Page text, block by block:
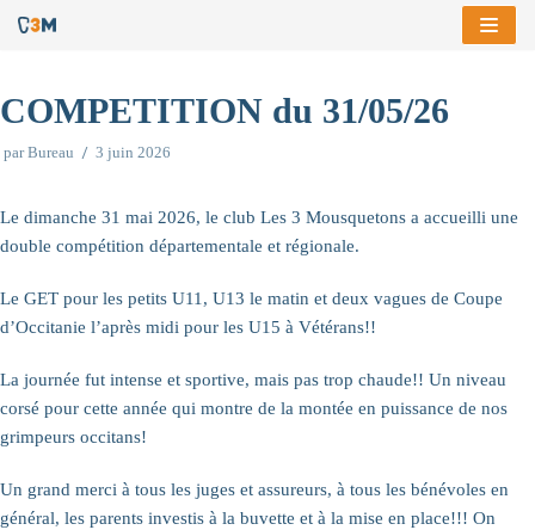
contenu
COMPETITION du 31/05/26
parBureau 3 juin 2026
Le dimanche 31 mai 2026, le club Les 3 Mousquetons a accueilli une
double compétition départementale et régionale.
Le GET pour les petits U11, U13 le matin et deux vagues de Coupe
d’Occitanie l’après midi pour les U15 à Vétérans!!
La journée fut intense et sportive, mais pas trop chaude!! Un niveau
corsé pour cette année qui montre de la montée en puissance de nos
grimpeurs occitans!
Un grand merci à tous les juges et assureurs, à tous les bénévoles en
général, les parents investis à la buvette et à la mise en place!!! On